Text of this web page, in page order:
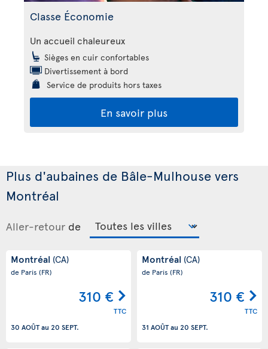
Classe Économie
Un accueil chaleureux
Sièges en cuir confortables
Divertissement à bord
Service de produits hors taxes
En savoir plus
Plus d'aubaines de Bâle-Mulhouse vers
Montréal
Aller-retour de
Montréal (CA)
de Paris (FR)
310 €
TTC
30 AOÛTau 20 SEPT.
Montréal (CA)
de Paris (FR)
310 €
TTC
31 AOÛTau 20 SEPT.